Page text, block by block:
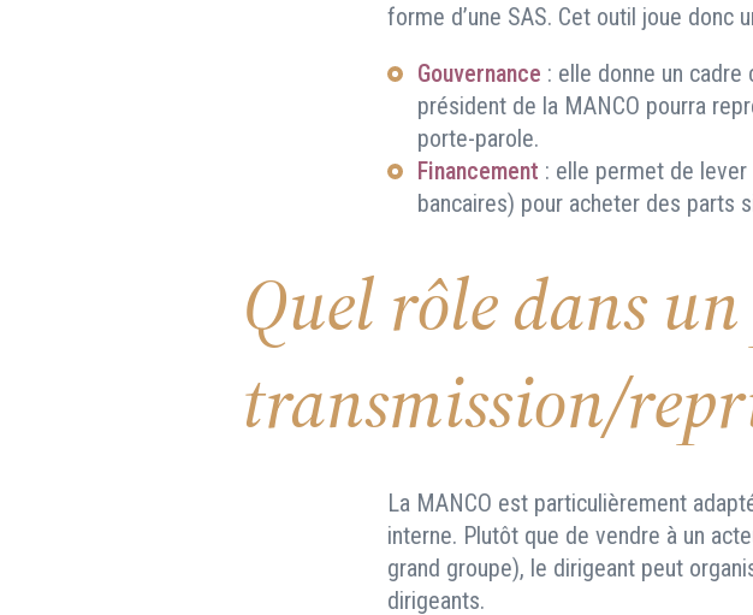
forme d’une SAS. Cet outil joue donc
Gouvernance : elle donne un
président de la MANCO pourra
porte-parole.
Financement : elle permet de
bancaires) pour acheter des parts
Quel rôle dans
transmission/
La MANCO est particulièrement
interne. Plutôt que de vendre à un
grand groupe), le dirigeant peut
dirigeants.